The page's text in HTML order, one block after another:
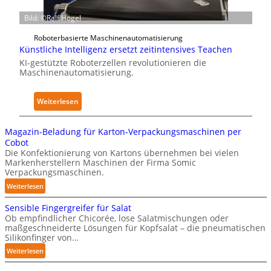
h
y
s
i
c
a
A
I
r
a
n
k
e
n
a
u
e
n
A
u
s
w
r
k
n
g
e
n
o
n
P
h
s
Bild: ©Ralf Högel
Roboterbasierte Maschinenautomatisierung
Künstliche Intelligenz ersetzt zeitintensives Teachen
KI-gestützte Roboterzellen revolutionieren die
Maschinenautomatisierung.
Weiterlesen:
K
n
s
t
l
c
h
e
I
t
Magazin-Beladung für Karton-Verpackungsmaschinen per
Cobot
Die Konfektionierung von Kartons übernehmen bei vielen
Markenherstellern Maschinen der Firma Somic
Verpackungsmaschinen.
Weiterlesen:
M
a
g
a
z
i
Sensible Fingergreifer für Salat
Ob empfindlicher Chicorée, lose Salatmischungen oder
maßgeschneiderte Lösungen für Kopfsalat – die pneumatischen
Silikonfinger von…
Weiterlesen:
S